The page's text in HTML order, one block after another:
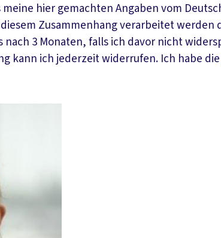
hier gemachten Angaben vom
Zusammenhang verarbeitet
nach 3 Monaten, falls ich davor nicht
kann ich jederzeit widerrufen. Ich habe die